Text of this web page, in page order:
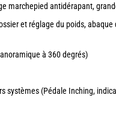
marchepied antidérapant,
et réglage du poids,
à 360 degrés)
systèmes (Pédale Inching,